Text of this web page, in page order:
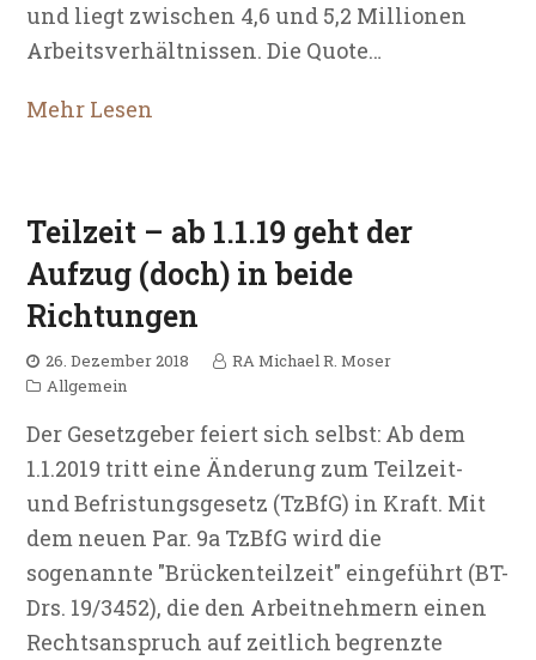
und liegt zwischen 4,6 und 5,2 Millionen
Arbeitsverhältnissen. Die Quote…
Mehr Lesen
Teilzeit – ab 1.1.19 geht der
Aufzug (doch) in beide
Richtungen
26. Dezember 2018
RA Michael R. Moser
Allgemein
Der Gesetzgeber feiert sich selbst: Ab dem
1.1.2019 tritt eine Änderung zum Teilzeit-
und Befristungsgesetz (TzBfG) in Kraft. Mit
dem neuen Par. 9a TzBfG wird die
sogenannte "Brückenteilzeit" eingeführt (BT-
Drs. 19/3452), die den Arbeitnehmern einen
Rechtsanspruch auf zeitlich begrenzte